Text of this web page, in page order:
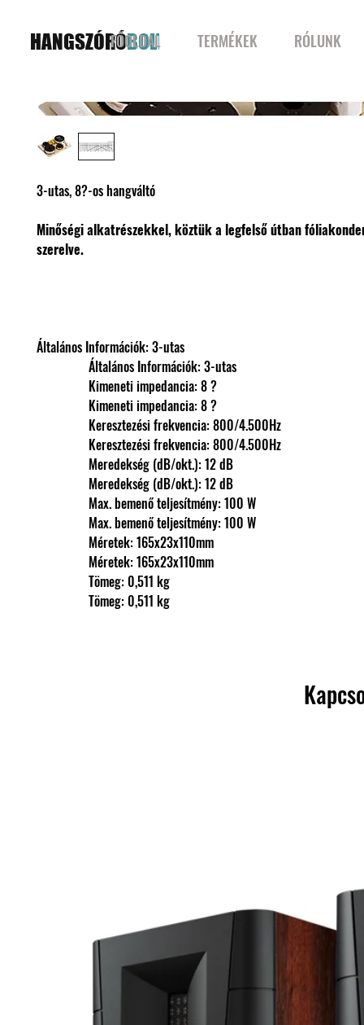
HANGSZÓRÓBOLT
FŐOLDAL TERMÉKEK RÓLUNK
3-utas, 8?-os hangváltó
Minőségi alkatrészekkel, köztük a legfelső útban
szerelve.
Általános Információk: 3-utas
                Általános Információk: 3-utas
                Kimeneti impedancia: 8 ?
                Kimeneti impedancia: 8 ?
                Keresztezési frekvencia: 800/4.500Hz
                Keresztezési frekvencia: 800/4.500Hz
                Meredekség (dB/okt.): 12 dB
                Meredekség (dB/okt.): 12 dB
                Max. bemenő teljesítmény: 100 W
                Max. bemenő teljesítmény: 100 W
                Méretek: 165x23x110mm
                Méretek: 165x23x110mm
                Tömeg: 0,511 kg
                Tömeg: 0,511 kg